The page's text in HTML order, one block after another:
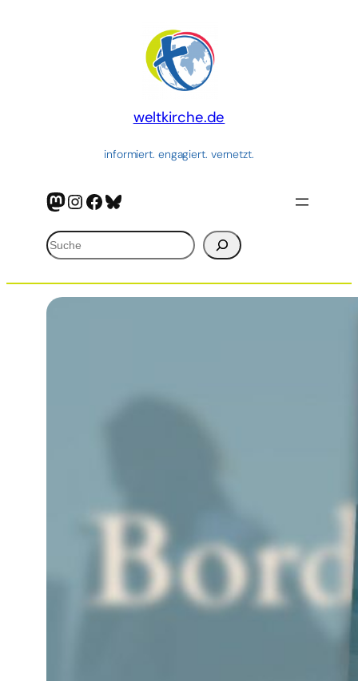
weltkirche.de
informiert. engagiert. vernetzt.
Mastodon
Instagram
Facebook
Bluesky
Suchen